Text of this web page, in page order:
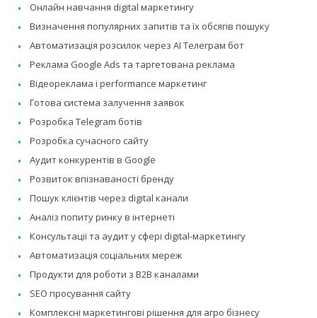
Онлайн навчання digital маркетингу
Визначення популярних запитів та їх обсягів пошуку
Автоматизація розсилок через AI Телеграм бот
Реклама Google Ads та таргетована реклама
Відеореклама і performance маркетинг
Готова система залучення заявок
Розробка Telegram ботів
Розробка сучасного сайту
Аудит конкурентів в Google
Розвиток впізнаваності бренду
Пошук клієнтів через digital канали
Аналіз попиту ринку в інтернеті
Консультації та аудит у сфері digital-маркетингу
Автоматизація соціальних мереж
Продукти для роботи з B2B каналами
SEO просування сайту
Комплексні маркетингові рішення для агро бізнесу